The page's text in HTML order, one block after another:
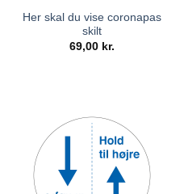
Her skal du vise coronapas
skilt
69,00 kr.